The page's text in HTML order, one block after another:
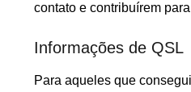
contato e contribuírem
Informações de QSL
Para aqueles que